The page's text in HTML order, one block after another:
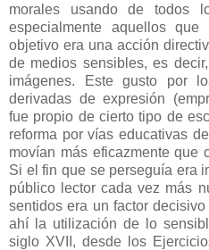
morales usando de todos
especialmente aquellos
objetivo era una acción
de medios sensibles, es
imágenes. Este gusto por
derivadas de expresión
fue propio de cierto tipo de
reforma por vías educativas
movían más eficazmente que
Si el fin que se perseguía era
público lector cada vez más
sentidos era un factor
ahí la utilización de lo
siglo XVII, desde los